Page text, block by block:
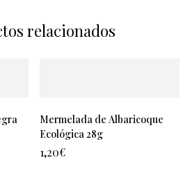
relacionados
Mermelada de Albaricoque
Ecológica 28g
1,20€